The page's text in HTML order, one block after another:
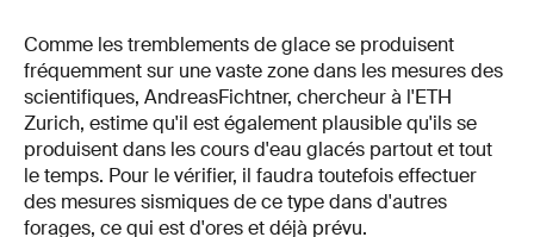
Comme les tremblements de glace se produisent
fréquemment sur une vaste zone dans les mesures des
scientifiques, AndreasFichtner, chercheur à l'ETH
Zurich, estime qu'il est également plausible qu'ils se
produisent dans les cours d'eau glacés partout et tout
le temps. Pour le vérifier, il faudra toutefois effectuer
des mesures sismiques de ce type dans d'autres
forages, ce qui est d'ores et déjà prévu.